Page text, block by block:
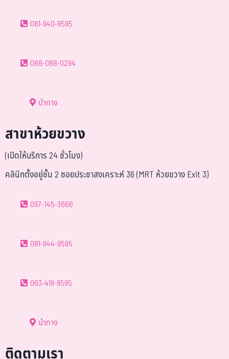
081-940-9595
088-088-0294
นำทาง
สาขาห้วยขวาง
(เปิดให้บริการ 24 ชั่วโมง)
คลินิกตั้งอยู่ชั้น 2 ซอยประชาสงเคราะห์ 36 (MRT ห้วยขวาง Exit 3)
097-145-3666
081-944-9595
063-419-9595
นำทาง
ติดตามเรา